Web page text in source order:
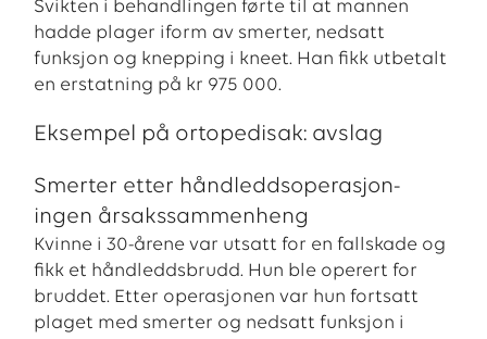
Svikten i behandlingen førte til at mannen
hadde plager iform av smerter, nedsatt
funksjon og knepping i kneet. Han fikk utbetalt
en erstatning på kr 975 000.
Eksempel på ortopedisak: avslag
Smerter etter håndleddsoperasjon-
ingen årsakssammenheng
Kvinne i 30-årene var utsatt for en fallskade og
fikk et håndleddsbrudd. Hun ble operert for
bruddet. Etter operasjonen var hun fortsatt
plaget med smerter og nedsatt funksjon i